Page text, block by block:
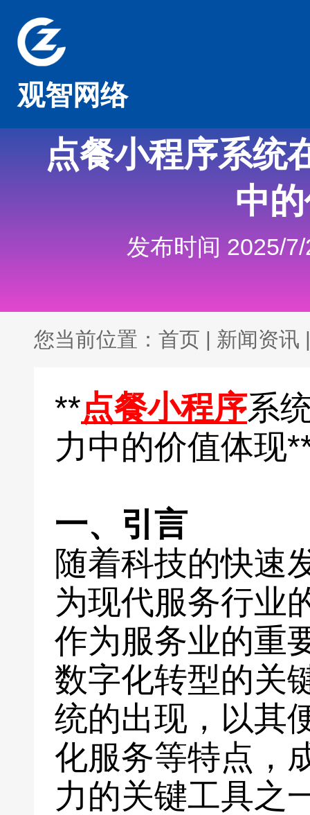
观智网络
点餐小程序系统
中
发布时间 2025/
您当前位置： 首页 | 新闻资讯 |
**点餐小程序系
力中的价值体现
一、引言
随着科技的快速
为现代服务行业
作为服务业的重
数字化转型的关
统的出现，以其
化服务等特点，
力的关键工具之